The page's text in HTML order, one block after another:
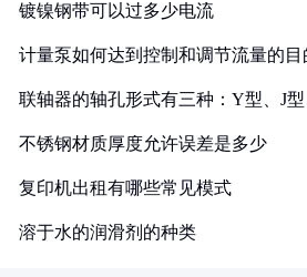
镀镍钢带可以过多少电流
计量泵如何达到控制和调节流量的目
联轴器的轴孔形式有三种：Y型、J
不锈钢材质厚度允许误差是多少
复印机出租有哪些常见模式
溶于水的润滑剂的种类